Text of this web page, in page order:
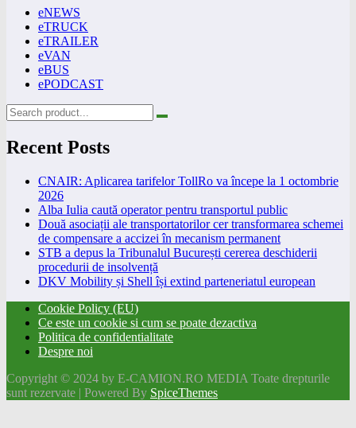
eNEWS
eTRUCK
eTRAILER
eVAN
eBUS
ePODCAST
Recent Posts
CNAIR: Aplicarea tarifelor TollRo va începe la 1 octombrie
2026
Alba Iulia caută operator pentru transportul public
Două asociații ale transportatorilor cer transformarea schemei
de compensare a accizei în mecanism permanent
STB a depus la Tribunalul București cererea deschiderii
procedurii de insolvență
DKV Mobility și Shell își extind parteneriatul european
Cookie Policy (EU)
Ce este un cookie si cum se poate dezactiva
Politica de confidentialitate
Despre noi
Copyright © 2024 by E-CAMION.RO MEDIA Toate drepturile
sunt rezervate | Powered By SpiceThemes